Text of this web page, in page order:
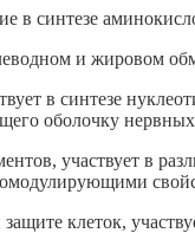
в синтезе
и жировом
в синтезе
оболочку
участвует в
клеток,